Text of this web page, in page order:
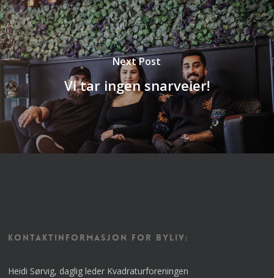
Next Post
Vi tar ingen snarveier!
KONTAKTINFORMASJON FOR BYLIV:
Heidi Sørvig, daglig leder Kvadraturforeningen